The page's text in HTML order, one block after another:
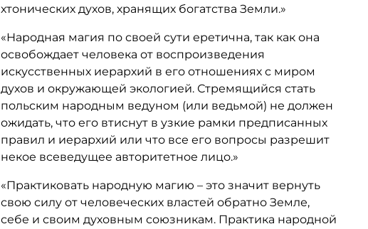
хтонических духов, хранящих богатства Земли.»
«Народная магия по своей сути еретична, так как она
освобождает человека от воспроизведения
искусственных иерархий в его отношениях с миром
духов и окружающей экологией. Стремящийся стать
польским народным ведуном (или ведьмой) не должен
ожидать, что его втиснут в узкие рамки предписанных
правил и иерархий или что все его вопросы разрешит
некое всеведущее авторитетное лицо.»
«Практиковать народную магию – это значит вернуть
свою силу от человеческих властей обратно Земле,
себе и своим духовным союзникам. Практика народной